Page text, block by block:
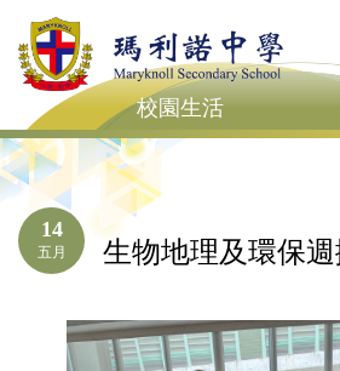
校園生活
14
五月 生物地理及環保